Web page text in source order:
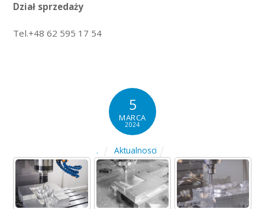
Dział sprzedaży
Tel.+48 62 595 17 54
5
MARCA
2024
. Aktualnosci